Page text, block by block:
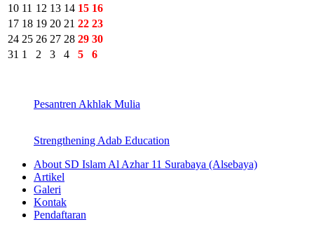
10 11 12 13 14 15 16
17 18 19 20 21 22 23
24 25 26 27 28 29 30
31 1 2 3 4 5 6
Pesantren Akhlak Mulia
Strengthening Adab Education
About SD Islam Al Azhar 11 Surabaya (Alsebaya)
Artikel
Galeri
Kontak
Pendaftaran